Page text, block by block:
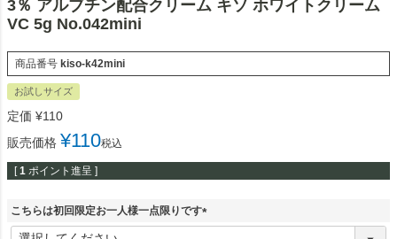
3％ アルブチン配合クリーム キソ ホワイトクリーム
VC 5g No.042mini
商品番号 kiso-k42mini
お試しサイズ
定価 ¥110
販売価格 ¥110税込
[ 1 ポイント進呈 ]
こちらは初回限定お一人様一点限りです
(